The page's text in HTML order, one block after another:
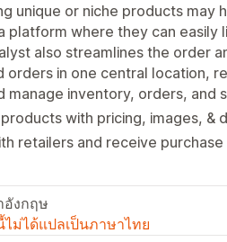
unique or niche products may
platform where they can easily
also streamlines the order
orders in one central location,
manage inventory, orders, and
with pricing, images, &
retailers and receive purchase
อังกฤษ
ไม่ได้แปลเป็นภาษาไทย